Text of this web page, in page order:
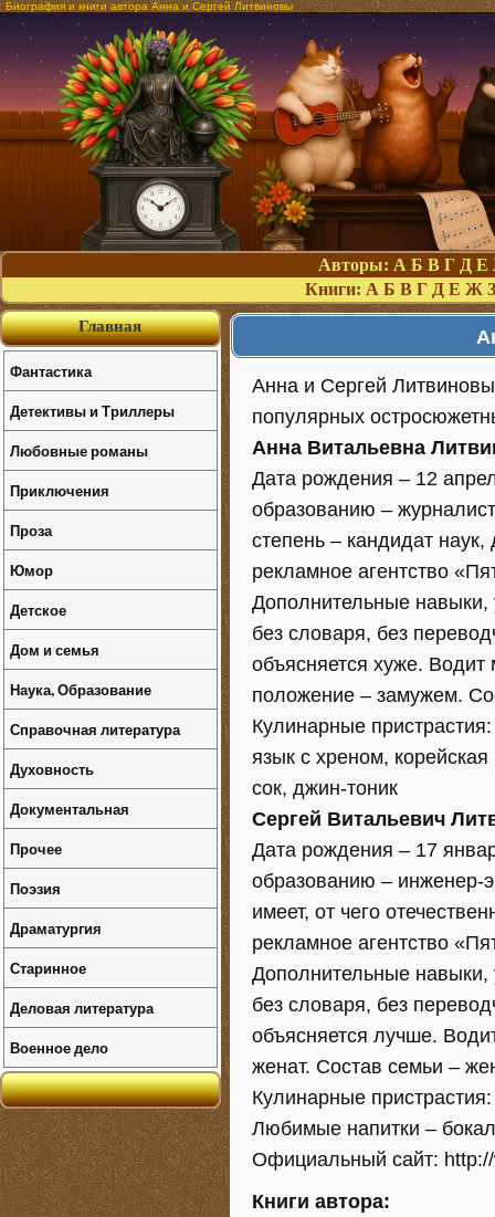
Биография и книги автора Анна и Сергей Литвиновы
Авторы: А Б В Г Д Е
Книги: А Б В Г Д Е Ж З
Анна и Сергей
популярных
Анна Витальевна
Дата рождения – 12
образованию –
степень – кандидат
рекламное агентство
Дополнительные
без словаря, без
объясняется хуже.
положение – замужем.
Кулинарные
язык с хреном,
сок, джин-тоник
Сергей Витальевич
Дата рождения – 17
образованию – инженер-
имеет, от чего
рекламное агентство
Дополнительные
без словаря, без
объясняется лучше.
женат. Состав семьи –
Кулинарные
Любимые напитки –
Официальный сайт:
Книги автора:
Главная
Фантастика
Детективы и Триллеры
Любовные романы
Приключения
Проза
Юмор
Детское
Дом и семья
Наука, Образование
Справочная литература
Духовность
Документальная
Прочее
Поэзия
Драматургия
Старинное
Деловая литература
Военное дело